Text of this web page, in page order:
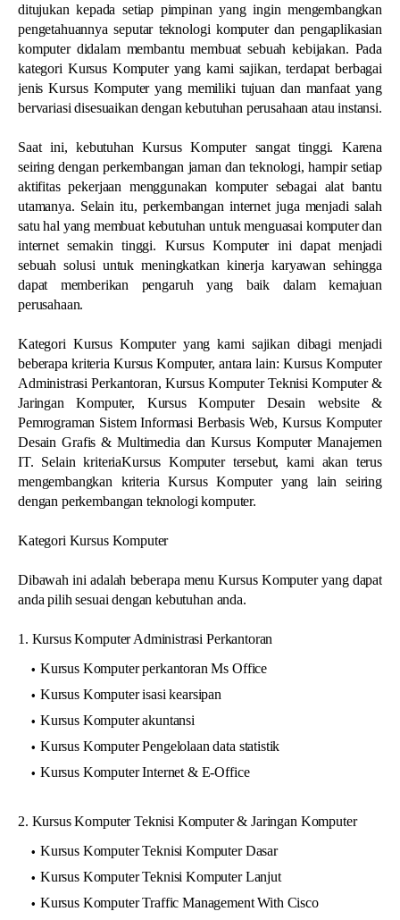
ditujukan kepada setiap pimpinan yang ingin mengembangkan
pengetahuannya seputar teknologi komputer dan pengaplikasian
komputer didalam membantu membuat sebuah kebijakan. Pada
kategori Kursus Komputer yang kami sajikan, terdapat berbagai
jenis Kursus Komputer yang memiliki tujuan dan manfaat yang
bervariasi disesuaikan dengan kebutuhan perusahaan atau instansi.
Saat ini, kebutuhan Kursus Komputer sangat tinggi. Karena
seiring dengan perkembangan jaman dan teknologi, hampir setiap
aktifitas pekerjaan menggunakan komputer sebagai alat bantu
utamanya. Selain itu, perkembangan internet juga menjadi salah
satu hal yang membuat kebutuhan untuk menguasai komputer dan
internet semakin tinggi. Kursus Komputer ini dapat menjadi
sebuah solusi untuk meningkatkan kinerja karyawan sehingga
dapat memberikan pengaruh yang baik dalam kemajuan
perusahaan.
Kategori Kursus Komputer yang kami sajikan dibagi menjadi
beberapa kriteria Kursus Komputer, antara lain: Kursus Komputer
Administrasi Perkantoran, Kursus Komputer Teknisi Komputer &
Jaringan Komputer, Kursus Komputer Desain website &
Pemrograman Sistem Informasi Berbasis Web, Kursus Komputer
Desain Grafis & Multimedia dan Kursus Komputer Manajemen
IT. Selain kriteriaKursus Komputer tersebut, kami akan terus
mengembangkan kriteria Kursus Komputer yang lain seiring
dengan perkembangan teknologi komputer.
Kategori Kursus Komputer
Dibawah ini adalah beberapa menu Kursus Komputer yang dapat
anda pilih sesuai dengan kebutuhan anda.
1. Kursus Komputer Administrasi Perkantoran
Kursus Komputer perkantoran Ms Office
Kursus Komputer isasi kearsipan
Kursus Komputer akuntansi
Kursus Komputer Pengelolaan data statistik
Kursus Komputer Internet & E-Office
2. Kursus Komputer Teknisi Komputer & Jaringan Komputer
Kursus Komputer Teknisi Komputer Dasar
Kursus Komputer Teknisi Komputer Lanjut
Kursus Komputer Traffic Management With Cisco